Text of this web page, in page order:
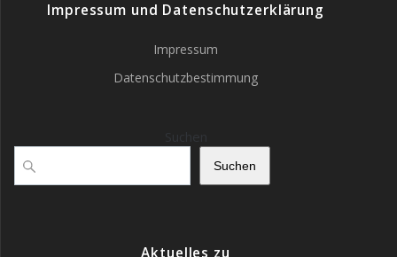
Impressum und Datenschutzerklärung
Impressum
Datenschutzbestimmung
Suchen
Aktuelles zu